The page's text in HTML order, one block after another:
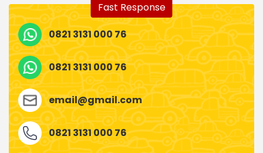
Fast Response
0821 3131 000 76
0821 3131 000 76
email@gmail.com
0821 3131 000 76